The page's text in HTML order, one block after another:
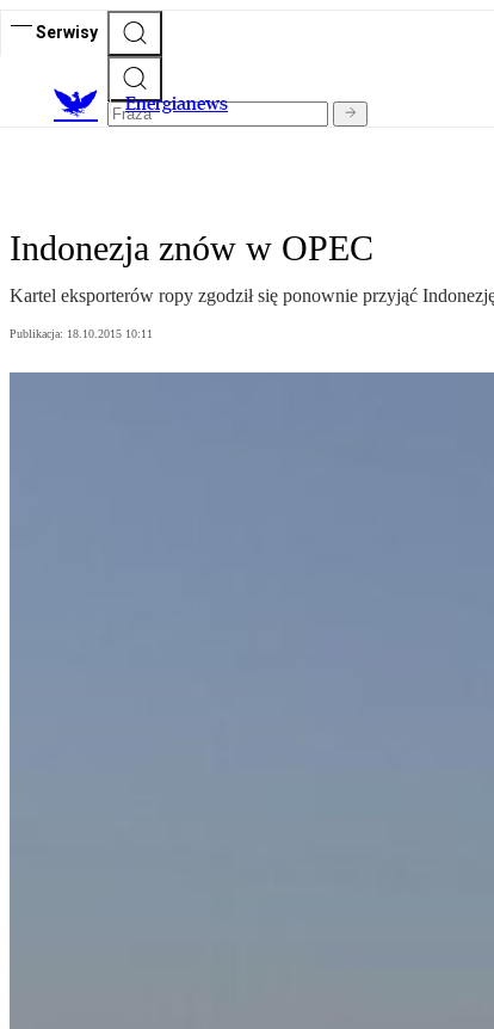
Serwisy
Energianews
Indonezja znów w OPEC
Kartel eksporterów ropy zgodził się ponownie przyjąć
Publikacja: 18.10.2015 10:11